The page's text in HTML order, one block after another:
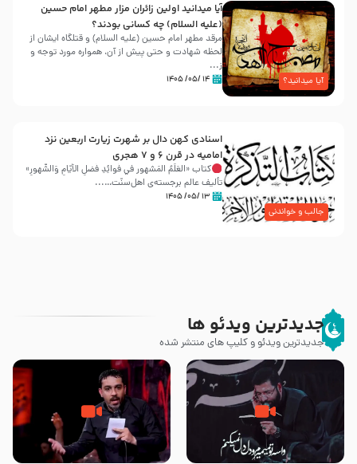
آیا میدانید؟
آیا میدانید اولین زائران مزار مطهر امام حسین
(علیه السلام) چه کسانی بودند؟
مرقد مطهر امام حسین (علیه السلام) و قتلگاه ایشان از
لحظه شهادت و حتی پیش از آن، همواره مورد توجه و
ز...
۱۴ /۰۵/ ۱۴۰۵
جالب و خواندنی
اسنادی کهن دال بر شهرت زیارت اربعین نزد
امامیه در قرن ۶ و ۷ هجری
کتاب «العَلَمُ المَشهور في فَوائِدِ فَضلِ الأيّامِ وَالشُّهورِ»
تألیف عالم برجسته‌ی اهل‌سنّت…...
۱۳ /۰۵/ ۱۴۰۵
جدیدترین ویدئو ها
جدیدترین ویدئو و کلیپ های منتشر شده
مصداق کربلا – حاج حسین سیب
سرخی
شور ، حسینا! به‌ حق زهرا «أُنْظُرْ
إِلَینا» – عزاداری شب هفتم ماه